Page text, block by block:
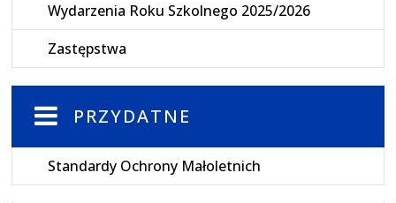
Wydarzenia Roku Szkolnego 2025/2026
Zastępstwa
PRZYDATNE
Standardy Ochrony Małoletnich